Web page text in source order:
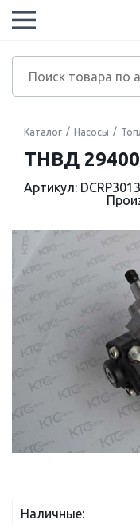
Каталог Насосы
ТНВД
Артикул:
Наличные: